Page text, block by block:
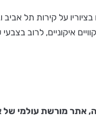
על קירות תל אביב
קוויים איקוניים, לרוב
אתר מורשת עולמי של